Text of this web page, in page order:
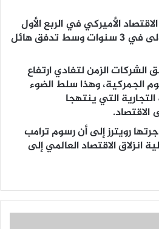
الأميركي في الربع الأول
من العام الجاري للمرة الأولى في 3 سنوات وسط تدفق هائل
الزمن لتفادي ارتفاع
الجمركية، وهذا سلط الضوء
التي ينتهجا
الاقتصاد.
رويترز إلى أن رسوم ترامب
انزلاق الاقتصاد العالمي إلى